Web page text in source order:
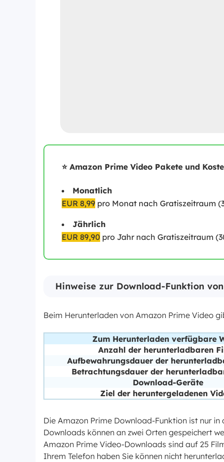
⭐ Amazon Prime Video Pakete und
Monatlich
EUR 8,99 pro Monat nach Gratiszeitraum
Jährlich
EUR 89,90 pro Jahr nach Gratiszeitraum
Hinweise zur Download-Funktion
Beim Herunterladen von Amazon Prime Video
Zum Herunterladen verfügbare
Anzahl der herunterladbaren
Aufbewahrungsdauer der
Betrachtungsdauer der
Download-Geräte
Ziel der heruntergeladenen
Die Amazon Prime Download-Funktion ist nur
Downloads können an zwei Orten gespeichert
Amazon Prime Video-Downloads sind auf 25
Ihrem Telefon haben Sie können nicht